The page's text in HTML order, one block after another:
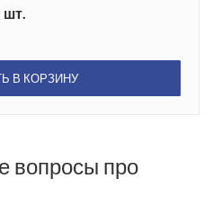
шт.
В КОРЗИНУ
вопросы про